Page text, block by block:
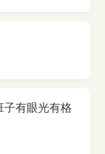
有眼光有格